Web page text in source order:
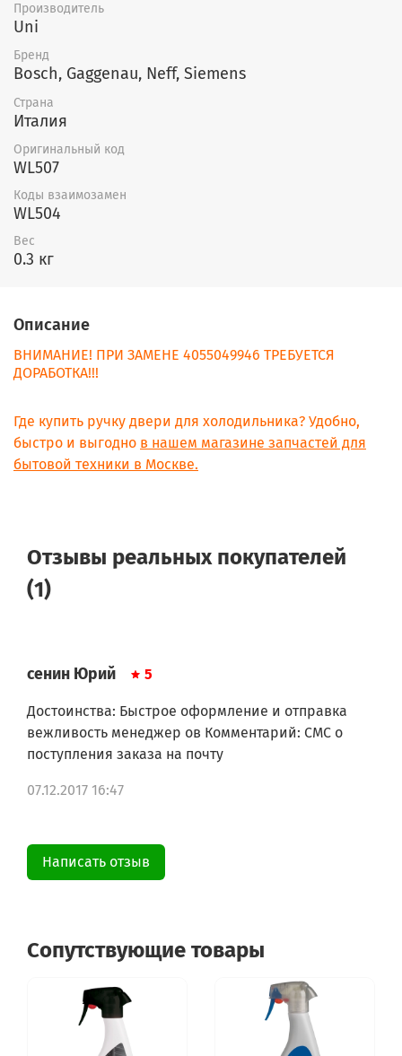
Производитель
Uni
Бренд
Bosch, Gaggenau, Neff, Siemens
Страна
Италия
Оригинальный код
WL507
Коды взаимозамен
WL504
Вес
0.3 кг
Описание
ВНИМАНИЕ! ПРИ ЗАМЕНЕ 4055049946 ТРЕБУЕТСЯ
ДОРАБОТКА!!!
Где купить ручку двери для холодильника? Удобно,
быстро и выгодно в нашем магазине запчастей для
бытовой техники в Москве.
Отзывы реальных покупателей
(1)
сенин Юрий 5
Достоинства: Быстрое оформление и отправка
вежливость менеджер ов Комментарий: СМС о
поступления заказа на почту
07.12.2017 16:47
Написать отзыв
Сопутствующие товары